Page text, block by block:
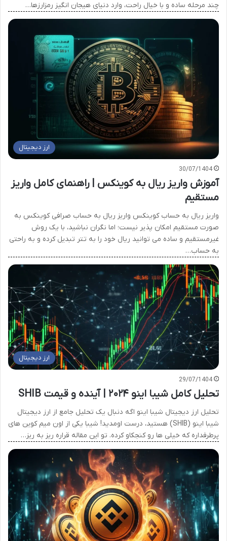
چند مرحله ساده و با خیال راحت، وارد دنیای هیجان انگیز رمزارزها…
ارز دیجیتال
30/07/1404
آموزش واریز ریال به کوینکس | راهنمای کامل واریز
مستقیم
واریز ریال به حساب کوینکس واریز ریال به حساب صرافی کوینکس به
صورت مستقیم امکان پذیر نیست؛ اما نگران نباشید، با یک روش
غیرمستقیم و ساده می توانید ریال خود را به تتر تبدیل کرده و به راحتی
به حساب…
ارز دیجیتال
29/07/1404
تحلیل کامل شیبا اینو ۲۰۲۴ | آینده و قیمت SHIB
تحلیل ارز دیجیتال شیبا اینو اگه دنبال یک تحلیل جامع از ارز دیجیتال
شیبا اینو (SHIB) هستید، درست اومدید! شیبا یکی از اون میم کوین های
پرطرفداره که خیلی ها رو کنجکاو کرده. تو این مقاله قراره ریز به ریز…